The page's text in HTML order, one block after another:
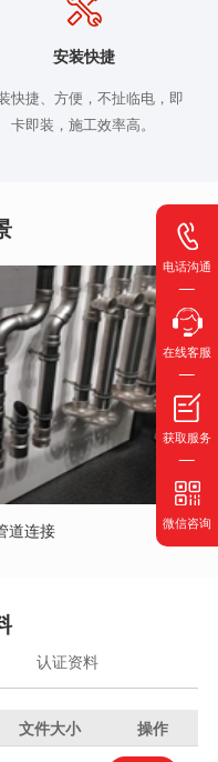
安装快捷
快捷、方便，不扯临电，即
卡即装，施工效率高。
道连接
认证资料
文件大小 操作
电话沟通
在线客服
获取服务
微信咨询